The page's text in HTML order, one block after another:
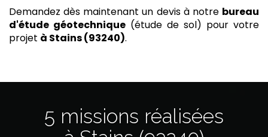
Demandez dès maintenant un devis à notre bureau
d'étude géotechnique (étude de sol) pour votre
projet à Stains (93240).
5 missions réalisées